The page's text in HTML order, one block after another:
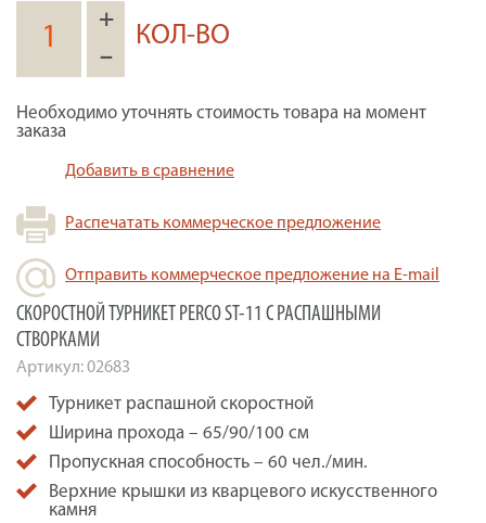
+
–
КОЛ-ВО
Необходимо уточнять стоимость товара на момент
заказа
Добавить в сравнение
Распечатать коммерческое предложение
Отправить коммерческое предложение на E-mail
СКОРОСТНОЙ ТУРНИКЕТ PERCO ST-11 С РАСПАШНЫМИ
СТВОРКАМИ
Артикул:02683
Турникет распашной скоростной
Ширина прохода – 65/90/100 см
Пропускная способность – 60 чел./мин.
Верхние крышки из кварцевого искусственного
камня